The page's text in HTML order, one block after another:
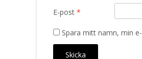
E-post *
Spara mitt namn, min